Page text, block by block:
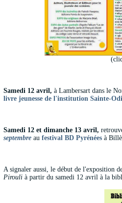
Samedi 12 avril, à Lambersart dans le
livre jeunesse de l'institution Sainte-
Samedi 12 et dimanche 13 avril,
septembre au festival BD Pyrénées à
A signaler aussi, le début de l'exposition
Pirouli à partir du samedi 12 avril à la